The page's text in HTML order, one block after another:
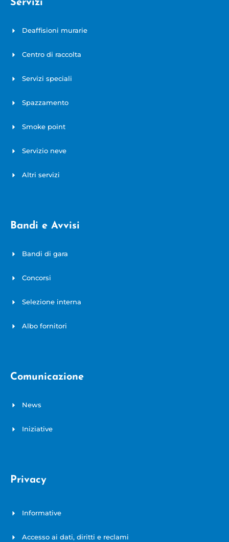
Servizi
Deaffisioni murarie
Centro di raccolta
Servizi speciali
Spazzamento
Smoke point
Servizio neve
Altri servizi
Bandi e Avvisi
Bandi di gara
Concorsi
Selezione interna
Albo fornitori
Comunicazione
News
Iniziative
Privacy
Informative
Accesso ai dati, diritti e reclami